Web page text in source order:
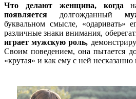
Что делают женщина, когда
появляется долгожданный
буквальном смысле, «одаривать»
различные знаки внимания,
играет мужскую роль,
Своим поведением, она пытается
«крутая» и как ему с ней несказанно